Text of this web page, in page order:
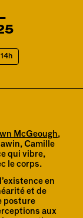
–
McGeough,
Camille
qui vibre,
le corps.
en
et de
posture
aux